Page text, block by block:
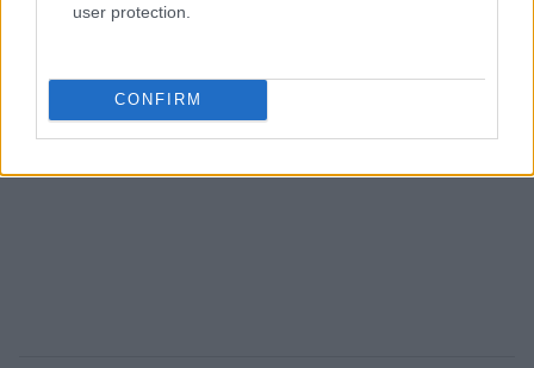
user protection.
CONFIRM